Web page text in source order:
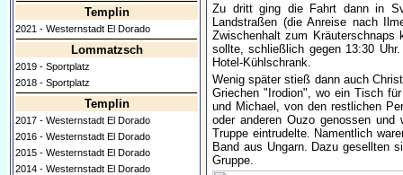
Templin
2021 - Westernstadt El Dorado
Lommatzsch
2019 - Sportplatz
2018 - Sportplatz
Templin
2017 - Westernstadt El Dorado
2016 - Westernstadt El Dorado
2015 - Westernstadt El Dorado
2014 - Westernstadt El Dorado
Zu dritt ging die Fahrt dann in
Landstraßen (die Anreise nach
Zwischenhalt zum
sollte, schließlich gegen 13:30
Hotel-Kühlschrank.
Wenig später stieß dann auch
Griechen "Irodion", wo ein Tisch
und Michael, von den restlichen
oder anderen Ouzo genossen
Truppe eintrudelte. Namentlich
Band aus Ungarn. Dazu gesellten
Gruppe.